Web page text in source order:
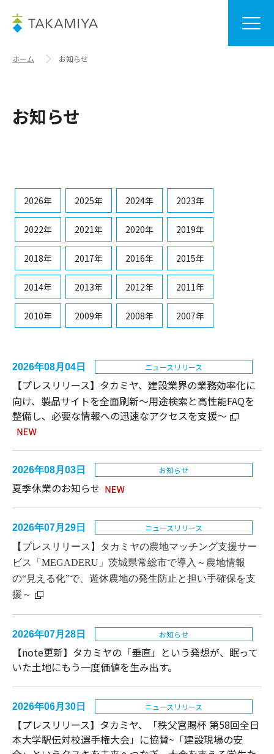
ホーム お知らせ
お知らせ
2026年 2025年 2024年 2023年
2022年 2021年 2020年 2019年
2018年 2017年 2016年 2015年
2014年 2013年 2012年 2011年
2010年 2009年 2008年 2007年
2026年08月04日 ニュースリリース
【プレスリリース】タカミヤ、建設業界の業務効率化に
向け、製品サイトを全面刷新～用途検索と高性能FAQを
整備し、必要な情報への迅速なアクセスを支援～
2026年08月03日 お知らせ
夏季休業のお知らせ
2026年07月29日
ニュースリリース
【プレスリリース】
タカミヤの農地マッチング支援サー
ビス「MEGADERU」茨城県常総市で導入～農地情報
の“見える化”で、遊休農地の発生防止と担い手確保を支
援～
2026年07月28日 お知らせ
【note更新】タカミヤの「垂直」という発想が、眠って
いた土地にもう一度価値を生み出す。
2026年06月30日 ニュースリリース
【プレスリリース】タカミヤ、「秩父宮賜杯 第58回全日
本大学駅伝対校選手権大会」に協賛~「建設現場の安